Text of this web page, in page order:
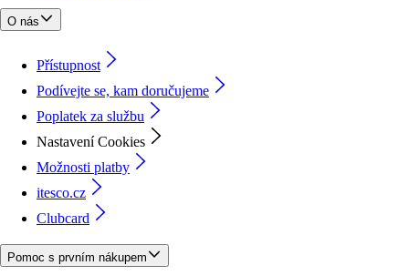
O nás
Přístupnost
Podívejte se, kam doručujeme
Poplatek za službu
Nastavení Cookies
Možnosti platby
itesco.cz
Clubcard
Pomoc s prvním nákupem